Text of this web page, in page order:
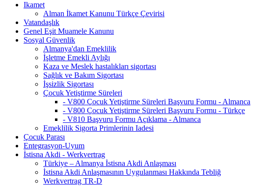
Ikamet
Alman İkamet Kanunu Türkçe Çevirisi
Vatandaşlık
Genel Eşit Muamele Kanunu
Sosyal Güvenlik
Almanya'dan Emeklilik
İşletme Emekli Aylığı
Kaza ve Meslek hastalıkları sigortası
Sağlık ve Bakım Sigortası
İşsizlik Sigortası
Çocuk Yetiştirme Süreleri
- V800 Çocuk Yetiştirme Süreleri Başvuru Formu - Almanca
- V800 Çocuk Yetiştirme Süreleri Başvuru Formu - Türkçe
- V810 Başvuru Formu Açıklama - Almanca
Emeklilik Sigorta Primlerinin Iadesi
Çocuk Parası
Entegrasyon-Uyum
İstisna Akdi - Werkvertrag
Türkiye – Almanya İstisna Akdi Anlaşması
İstisna Akdi Anlaşmasının Uygulanması Hakkında Tebliğ
Werkvertrag TR-D